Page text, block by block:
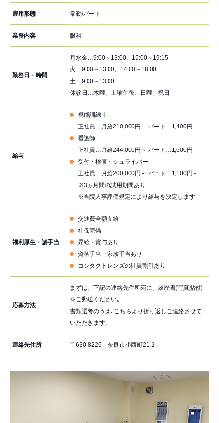
雇用形態 常勤/パート
業務内容 眼科
勤務日・時間
月水金…9:00～13:00、15:00～19:15
火…9:00～13:00、14:00～18:00
土…9:00～13:00
休診日…木曜、土曜午後、日曜、祝日
給与
視能訓練士
正社員…月給210,000円～ パート…1,400円
看護師
正社員…月給244,000円～ パート…1,600円
受付・検査・シュライバー
正社員…月給200,000円～ パート…1,100円～
※3ヵ月間の試用期間あり
※当院人事評価規定により給与を決定します
福利厚生・諸手当
交通費全額支給
社保完備
昇給・賞与あり
資格手当・家族手当あり
コンタクトレンズの社員割引あり
応募方法
まずは、下記の連絡先住所宛に、履歴書(写真貼付)
をご郵送ください｡
書類選考のうえ､こちらより折り返しご連絡させて
いただきます。
連絡先住所 〒630-8226 奈良市小西町21-2